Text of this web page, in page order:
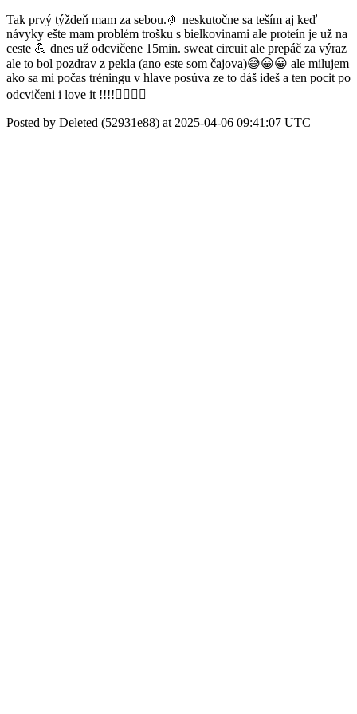
Tak prvý týždeň mam za sebou.🤌 neskutočne sa teším aj keď
návyky ešte mam problém trošku s bielkovinami ale proteín je už na
ceste 💪 dnes už odcvičene 15min. sweat circuit ale prepáč za výraz
ale to bol pozdrav z pekla (ano este som čajova)😅😀😀 ale milujem
ako sa mi počas tréningu v hlave posúva ze to dáš ideš a ten pocit po
odcvičeni i love it !!!!❤️‍🔥💯💥
Posted by Deleted (52931e88) at 2025-04-06 09:41:07 UTC